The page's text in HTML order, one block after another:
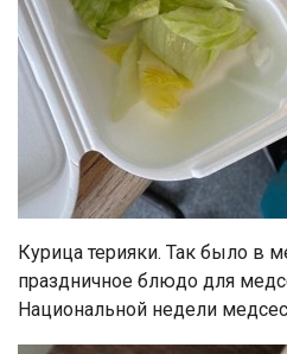
Курица терияки. Так было в
праздничное блюдо для
Национальной недели